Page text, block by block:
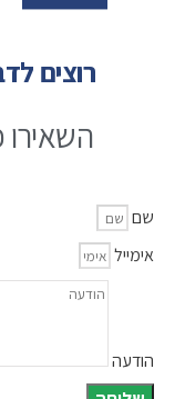
רוצים
השאירו
שם
אימייל
הודעה